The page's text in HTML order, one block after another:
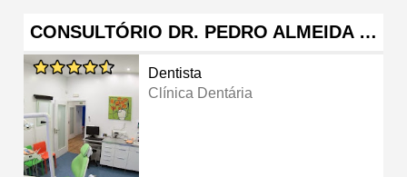
CONSULTÓRIO DR. PEDRO ALMEIDA …
Dentista
Clínica Dentária